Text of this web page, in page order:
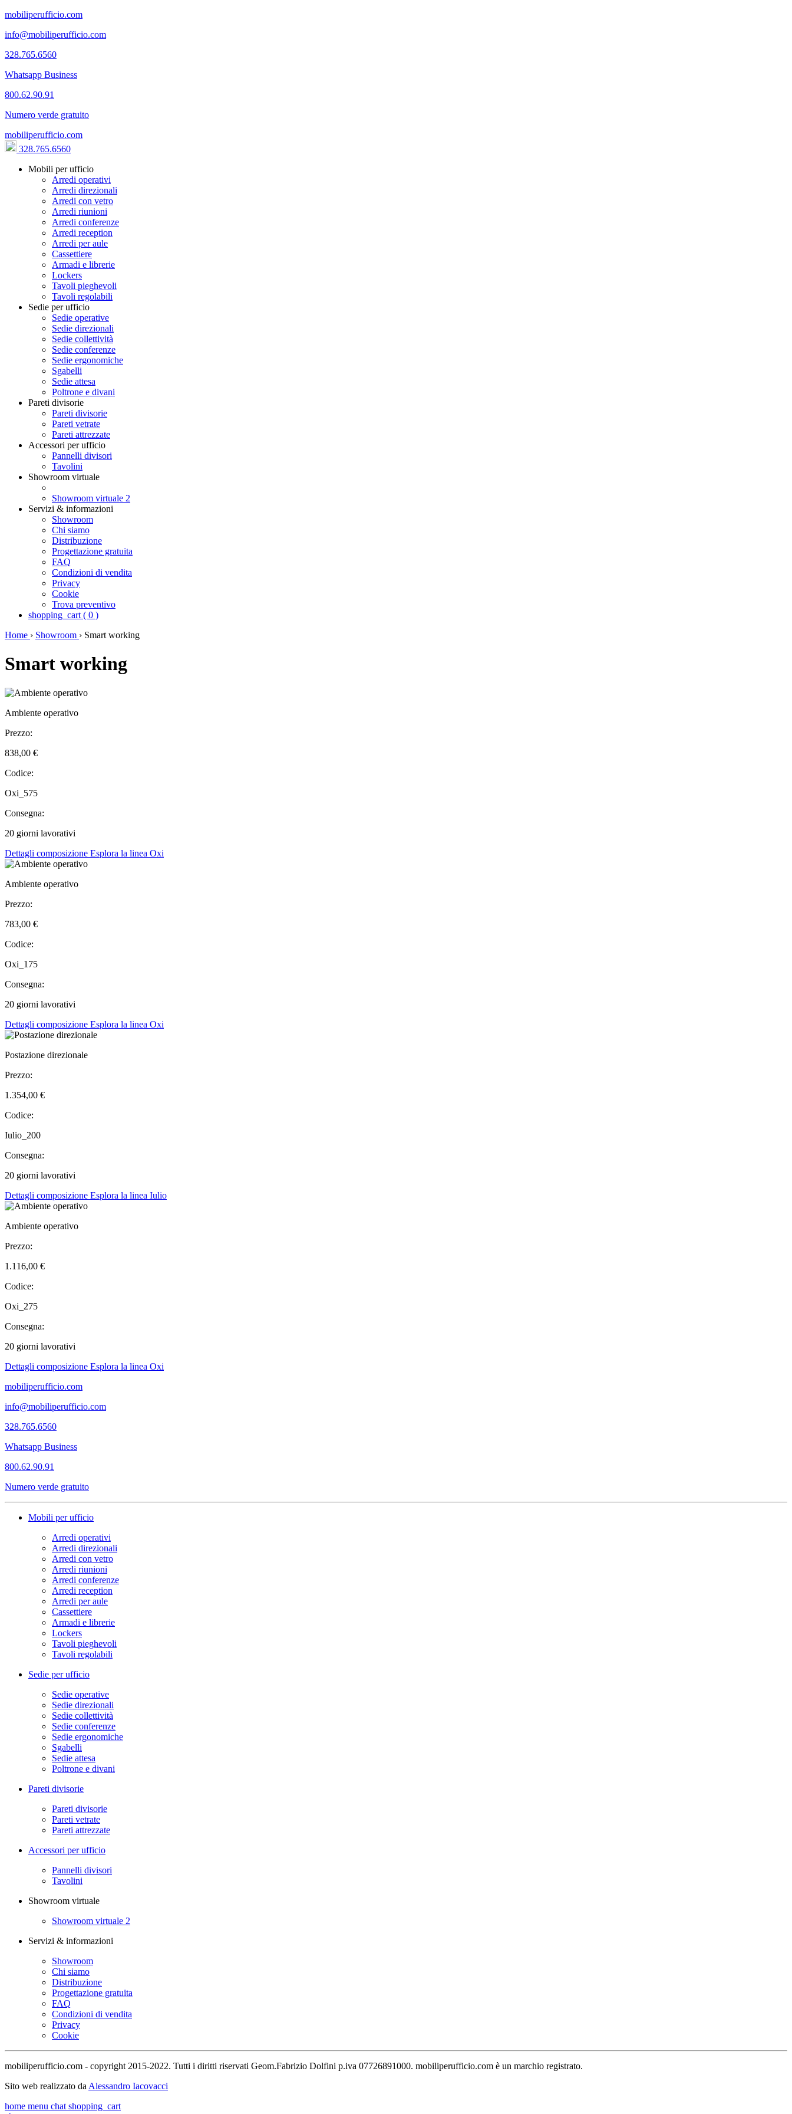
mobiliperufficio.com
info@mobiliperufficio.com
328.765.6560
Whatsapp Business
800.62.90.91
Numero verde gratuito
mobiliperufficio.com
328.765.6560
Mobili per ufficio
Arredi operativi
Arredi direzionali
Arredi con vetro
Arredi riunioni
Arredi conferenze
Arredi reception
Arredi per aule
Cassettiere
Armadi e librerie
Lockers
Tavoli pieghevoli
Tavoli regolabili
Sedie per ufficio
Sedie operative
Sedie direzionali
Sedie collettività
Sedie conferenze
Sedie ergonomiche
Sgabelli
Sedie attesa
Poltrone e divani
Pareti divisorie
Pareti divisorie
Pareti vetrate
Pareti attrezzate
Accessori per ufficio
Pannelli divisori
Tavolini
Showroom virtuale
Showroom virtuale 2
Servizi & informazioni
Showroom
Chi siamo
Distribuzione
Progettazione gratuita
FAQ
Condizioni di vendita
Privacy
Cookie
Trova preventivo
shopping_cart ( 0 )
Home › Showroom › Smart working
Smart working
Ambiente operativo
Prezzo:
838,00 €
Codice:
Oxi_575
Consegna:
20 giorni lavorativi
Dettagli composizione Esplora la linea Oxi
Ambiente operativo
Prezzo:
783,00 €
Codice:
Oxi_175
Consegna:
20 giorni lavorativi
Dettagli composizione Esplora la linea Oxi
Postazione direzionale
Prezzo:
1.354,00 €
Codice:
Iulio_200
Consegna:
20 giorni lavorativi
Dettagli composizione Esplora la linea Iulio
Ambiente operativo
Prezzo:
1.116,00 €
Codice:
Oxi_275
Consegna:
20 giorni lavorativi
Dettagli composizione Esplora la linea Oxi
mobiliperufficio.com
info@mobiliperufficio.com
328.765.6560
Whatsapp Business
800.62.90.91
Numero verde gratuito
Mobili per ufficio
Arredi operativi
Arredi direzionali
Arredi con vetro
Arredi riunioni
Arredi conferenze
Arredi reception
Arredi per aule
Cassettiere
Armadi e librerie
Lockers
Tavoli pieghevoli
Tavoli regolabili
Sedie per ufficio
Sedie operative
Sedie direzionali
Sedie collettività
Sedie conferenze
Sedie ergonomiche
Sgabelli
Sedie attesa
Poltrone e divani
Pareti divisorie
Pareti divisorie
Pareti vetrate
Pareti attrezzate
Accessori per ufficio
Pannelli divisori
Tavolini
Showroom virtuale
Showroom virtuale 2
Servizi & informazioni
Showroom
Chi siamo
Distribuzione
Progettazione gratuita
FAQ
Condizioni di vendita
Privacy
Cookie
mobiliperufficio.com - copyright 2015-2022. Tutti i diritti riservati Geom.Fabrizio Dolfini p.iva 07726891000. mobiliperufficio.com è un marchio registrato.
Sito web realizzato da Alessandro Iacovacci
home menu chat shopping_cart